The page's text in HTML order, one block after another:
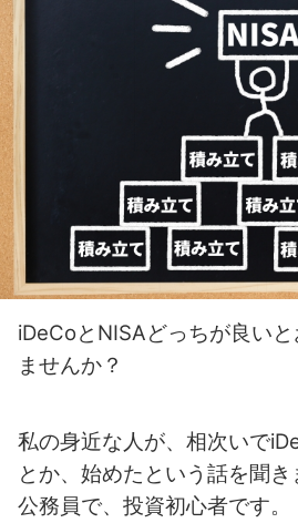
iDeCoとNISAどっちが良い
ませんか？
私の身近な人が、相次いで
とか、始めたという話を聞
公務員で、投資初心者です。